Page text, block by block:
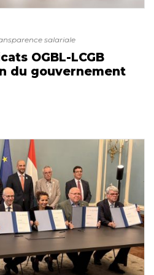
salariale
OGBL-LCGB
du gouvernement